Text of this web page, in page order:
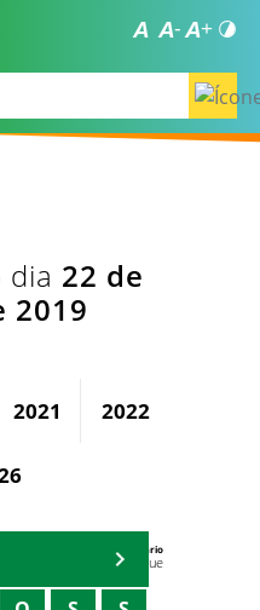
dia 22 de
2019
2021 2022
Agenda do Secretário
Zezinho Albuquerque